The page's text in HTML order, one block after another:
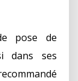
pose de
dans ses